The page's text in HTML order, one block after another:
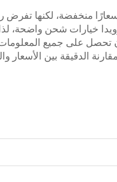
منخفضة، لكنها تفرض
خيارات شحن واضحة،
تحصل على جميع
الدقيقة بين الأسعار